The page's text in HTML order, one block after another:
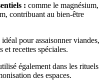
: comme le magnésium,
contribuant au bien-être
idéal pour assaisonner viandes,
et recettes spéciales.
également dans les rituels
des espaces.